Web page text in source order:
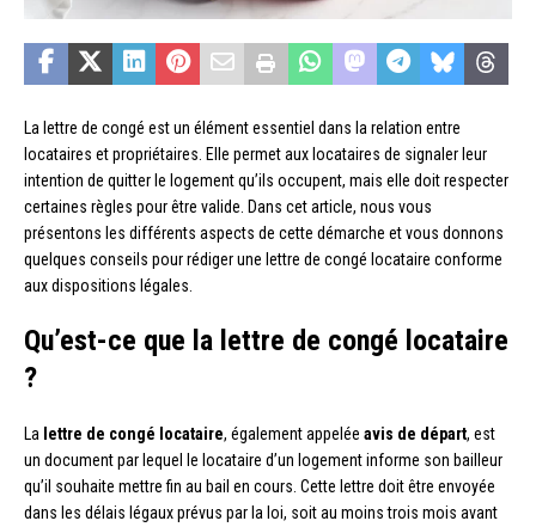
La lettre de congé est un élément essentiel dans la relation entre
locataires et propriétaires. Elle permet aux locataires de signaler leur
intention de quitter le logement qu’ils occupent, mais elle doit respecter
certaines règles pour être valide. Dans cet article, nous vous
présentons les différents aspects de cette démarche et vous donnons
quelques conseils pour rédiger une lettre de congé locataire conforme
aux dispositions légales.
Qu’est-ce que la lettre de congé locataire
?
La lettre de congé locataire, également appelée avis de départ, est
un document par lequel le locataire d’un logement informe son bailleur
qu’il souhaite mettre fin au bail en cours. Cette lettre doit être envoyée
dans les délais légaux prévus par la loi, soit au moins trois mois avant